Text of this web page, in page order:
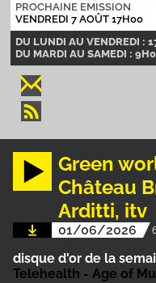
PROCHAINE EMISSION
VENDREDI 7 AOÛT 17H00
DU LUNDI AU VENDREDI :
DU MARDI AU SAMEDI :
Green
Château
Arditti, itv
01/06/2026
disque d'or de la
Telehealth - Age of